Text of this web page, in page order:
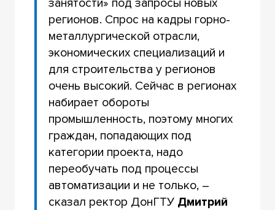
регионов. Спрос на кадры горно-
металлургической отрасли,
экономических специализаций и
для строительства у регионов
очень высокий. Сейчас в регионах
набирает обороты
промышленность, поэтому многих
граждан, попадающих под
категории проекта, надо
переобучать под процессы
автоматизации и не только, –
сказал ректор ДонГТУ Дмитрий